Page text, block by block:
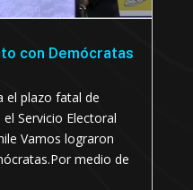
con Demócratas
el plazo fatal de
Servicio Electoral
Vamos lograron
medio de